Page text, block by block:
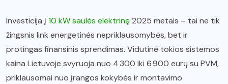
Investicija į 10 kW saulės elektrinę2025 metais – tai ne tik
žingsnis link energetinės nepriklausomybės, bet ir
protingas finansinis sprendimas. Vidutinė tokios sistemos
kaina Lietuvoje svyruoja nuo 4 300 iki 6 900 eurų su PVM,
priklausomai nuo įrangos kokybės ir montavimo